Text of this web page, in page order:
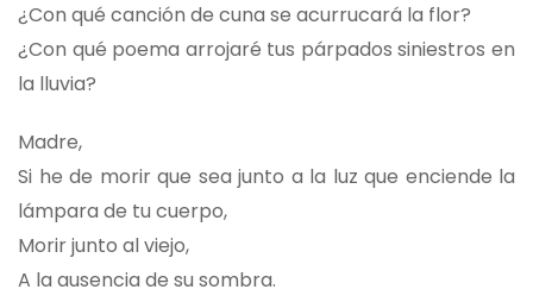
¿Con qué canción de cuna se acurrucará la flor?
¿Con qué poema arrojaré tus párpados siniestros en
la lluvia?
Madre,
Si he de morir que sea junto a la luz que enciende la
lámpara de tu cuerpo,
Morir junto al viejo,
A la ausencia de su sombra.